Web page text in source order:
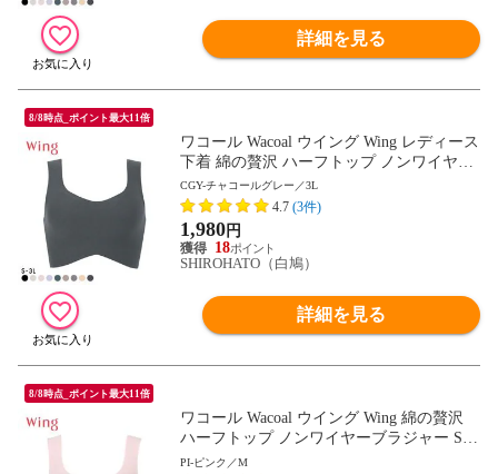
詳細を見る
8/8時点_ポイント最大11倍
ワコール Wacoal ウイング Wing レディース
下着 綿の贅沢 ハーフトップ ノンワイヤー
ブラジャー S-3L ワイヤレスブラ 耐静電気
吸放湿
CGY-チャコールグレー／3L
4.7 (3件)
1,980円
18
SHIROHATO（白鳩）
詳細を見る
8/8時点_ポイント最大11倍
ワコール Wacoal ウイング Wing 綿の贅沢
ハーフトップ ノンワイヤーブラジャー S-3
L ワイヤレスブラ 耐静電気 吸放湿
PI-ピンク／M